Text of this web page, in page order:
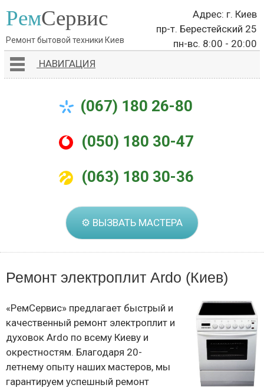
РемСервис
Ремонт бытовой техники Киев
Адрес: г. Киев
пр-т. Берестейский 25
пн-вс. 8:00 - 20:00
НАВИГАЦИЯ
(067) 180 26-80
(050) 180 30-47
(063) 180 30-36
⚙ ВЫЗВАТЬ МАСТЕРА
Ремонт электроплит Ardo (Киев)
«РемСервис» предлагает быстрый и
качественный ремонт электроплит и
духовок Ardo по всему Киеву и
окрестностям. Благодаря 20-
летнему опыту наших мастеров, мы
гарантируем успешный ремонт